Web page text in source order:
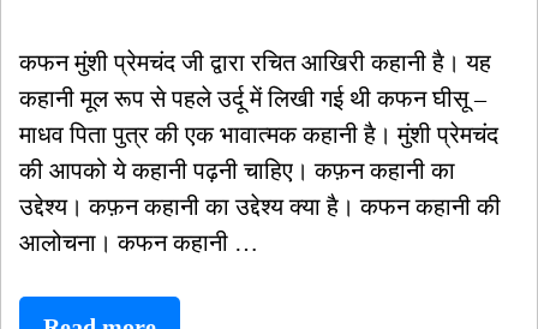
कफन मुंशी प्रेमचंद जी द्वारा रचित आखिरी कहानी है। यह
कहानी मूल रूप से पहले उर्दू में लिखी गई थी कफन घीसू –
माधव पिता पुत्र की एक भावात्मक कहानी है। मुंशी प्रेमचंद
की आपको ये कहानी पढ़नी चाहिए। कफ़न कहानी का
उद्देश्य। कफ़न कहानी का उद्देश्य क्या है। कफन कहानी की
आलोचना। कफन कहानी …